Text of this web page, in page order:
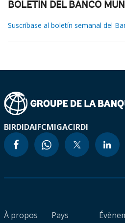
BOLETÍN DEL BANCO
Suscríbase al boletín semanal del
BIRDIDAIFCMIGACIRDI
À propos
Pays